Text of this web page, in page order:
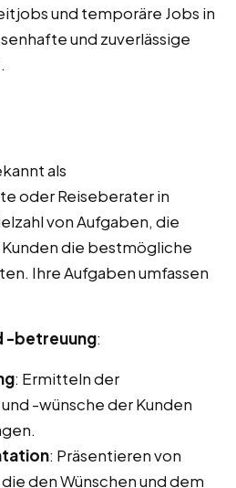
und temporäre Jobs in
und zuverlässige
als
oder Reiseberater in
von Aufgaben, die
die bestmögliche
Ihre Aufgaben umfassen
-betreuung:
: Ermitteln der
-wünsche der Kunden
: Präsentieren von
den Wünschen und dem